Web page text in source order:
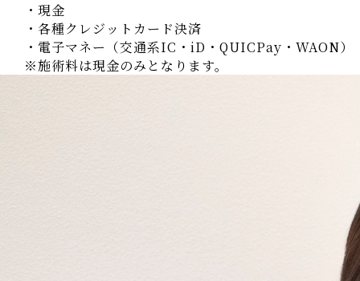
・現金
・各種クレジットカード決済
・電子マネー（交通系IC・iD・QUICPay・WAON）
※施術料は現金のみとなります。